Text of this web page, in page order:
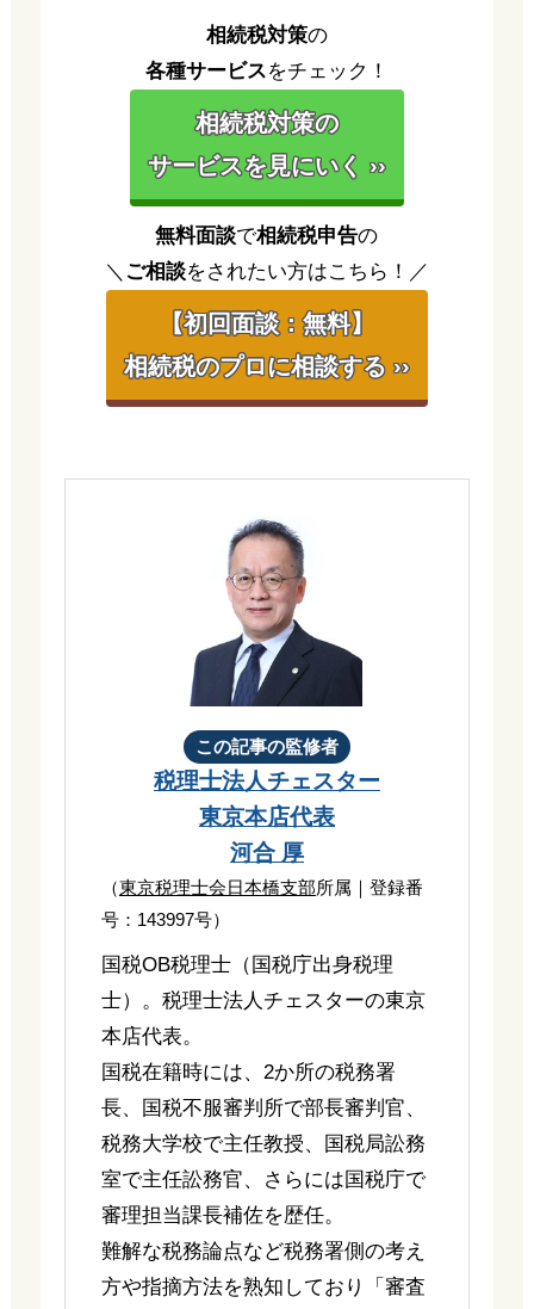
相続税対策の
各種サービスをチェック！
相続税対策の
サービスを見にいく ››
無料面談で相続税申告の
＼ ご相談をされたい方はこちら！／
【初回面談：無料】
相続税のプロに相談する ››
この記事の監修者
税理士法人チェスター
東京本店代表
河合 厚
（東京税理士会日本橋支部所属｜登録番
号：143997号）
国税OB税理士（国税庁出身税理
士）。税理士法人チェスターの東京
本店代表。
国税在籍時には、2か所の税務署
長、国税不服審判所で部長審判官、
税務大学校で主任教授、国税局訟務
室で主任訟務官、さらには国税庁で
審理担当課長補佐を歴任。
難解な税務論点など税務署側の考え
方や指摘方法を熟知しており「審査